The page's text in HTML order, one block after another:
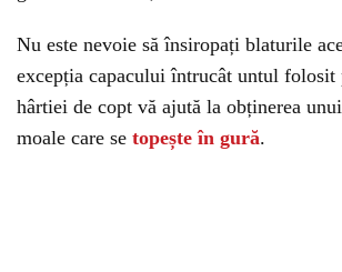
Nu este nevoie să însiropați blaturile
excepția capacului întrucât untul folosit
hârtiei de copt vă ajută la obținerea
moale care se topește în gură.